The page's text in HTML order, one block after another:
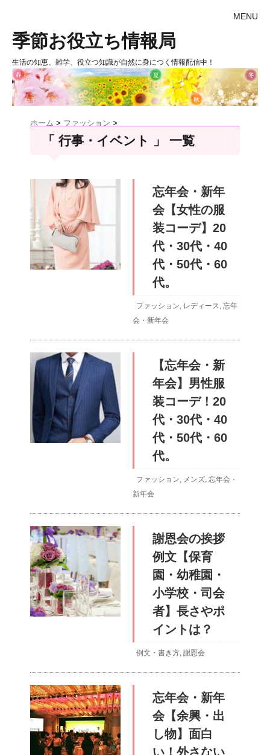
MENU
季節お役立ち情報局
生活の知恵、雑学、役立つ知識が自然に身につく情報配信中！
ホーム > ファッション >
「 行事・イベント 」 一覧
忘年会・新年
会【女性の服
装コーデ】20
代・30代・40
代・50代・60
代。
ファッション, レディース, 忘年
会・新年会
【忘年会・新
年会】男性服
装コーデ！20
代・30代・40
代・50代・60
代。
ファッション, メンズ, 忘年会・
新年会
謝恩会の挨拶
例文【保育
園・幼稚園・
小学校・司会
者】長さやポ
イントは？
例文・書き方, 謝恩会
忘年会・新年
会【余興・出
し物】面白
い！外さない